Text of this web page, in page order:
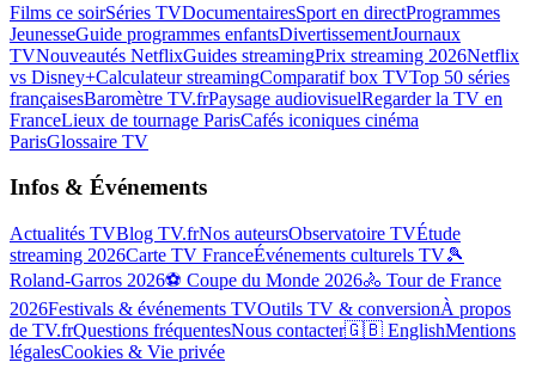
Films ce soirSéries TVDocumentairesSport en directProgrammes
JeunesseGuide programmes enfantsDivertissementJournaux
TVNouveautés NetflixGuides streamingPrix streaming 2026Netflix
vs Disney+Calculateur streamingComparatif box TVTop 50 séries
françaisesBaromètre TV.frPaysage audiovisuelRegarder la TV en
FranceLieux de tournage ParisCafés iconiques cinéma
ParisGlossaire TV
Infos & Événements
Actualités TVBlog TV.frNos auteursObservatoire TVÉtude
streaming 2026Carte TV FranceÉvénements culturels TV🎾
Roland-Garros 2026⚽ Coupe du Monde 2026🚴 Tour de France
2026Festivals & événements TVOutils TV & conversionÀ propos
de TV.frQuestions fréquentesNous contacter🇬🇧 EnglishMentions
légalesCookies & Vie privée